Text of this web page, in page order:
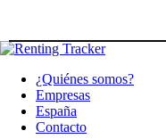
¿Quiénes somos?
Empresas
España
Contacto